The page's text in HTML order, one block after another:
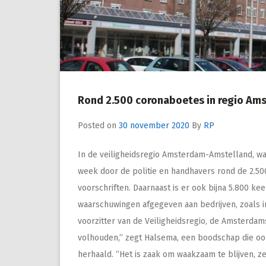
Rond 2.500 coronaboetes in regio
Posted on 30 november 2020 By RP
In de veiligheidsregio Amsterdam-Amstelland,
week door de politie en handhavers rond de
voorschriften. Daarnaast is er ook bijna 5.800
waarschuwingen afgegeven aan bedrijven,
voorzitter van de Veiligheidsregio, de
volhouden,’’ zegt Halsema, een boodschap die
herhaald. ‘’Het is zaak om waakzaam te